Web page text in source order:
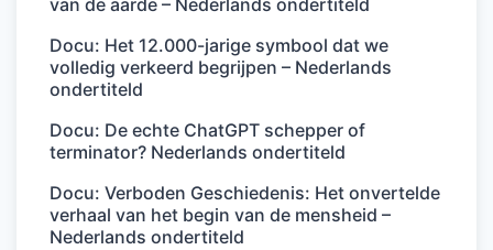
van de aarde – Nederlands ondertiteld
Docu: Het 12.000-jarige symbool dat we
volledig verkeerd begrijpen – Nederlands
ondertiteld
Docu: De echte ChatGPT schepper of
terminator? Nederlands ondertiteld
Docu: Verboden Geschiedenis: Het onvertelde
verhaal van het begin van de mensheid –
Nederlands ondertiteld